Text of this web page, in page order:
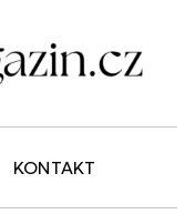
KONTAKT